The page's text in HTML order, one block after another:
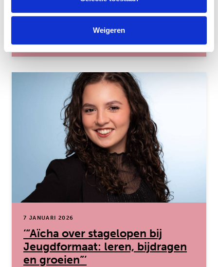
Weigeren
over: ‘Lloyd begeleidt jongeren in
‘“Aïcha over stagelopen bij
Jeugdformaat: leren, bijdragen
en groeien”’
7 JANUARI 2026